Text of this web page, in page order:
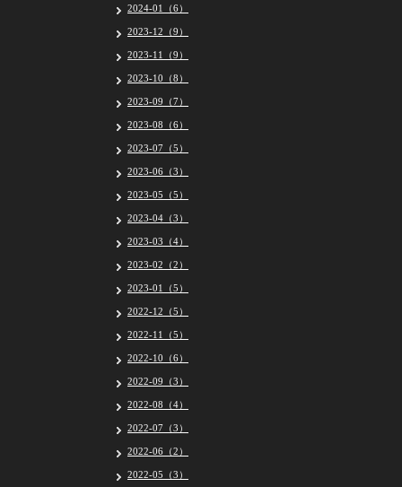
2024-01（6）
2023-12（9）
2023-11（9）
2023-10（8）
2023-09（7）
2023-08（6）
2023-07（5）
2023-06（3）
2023-05（5）
2023-04（3）
2023-03（4）
2023-02（2）
2023-01（5）
2022-12（5）
2022-11（5）
2022-10（6）
2022-09（3）
2022-08（4）
2022-07（3）
2022-06（2）
2022-05（3）